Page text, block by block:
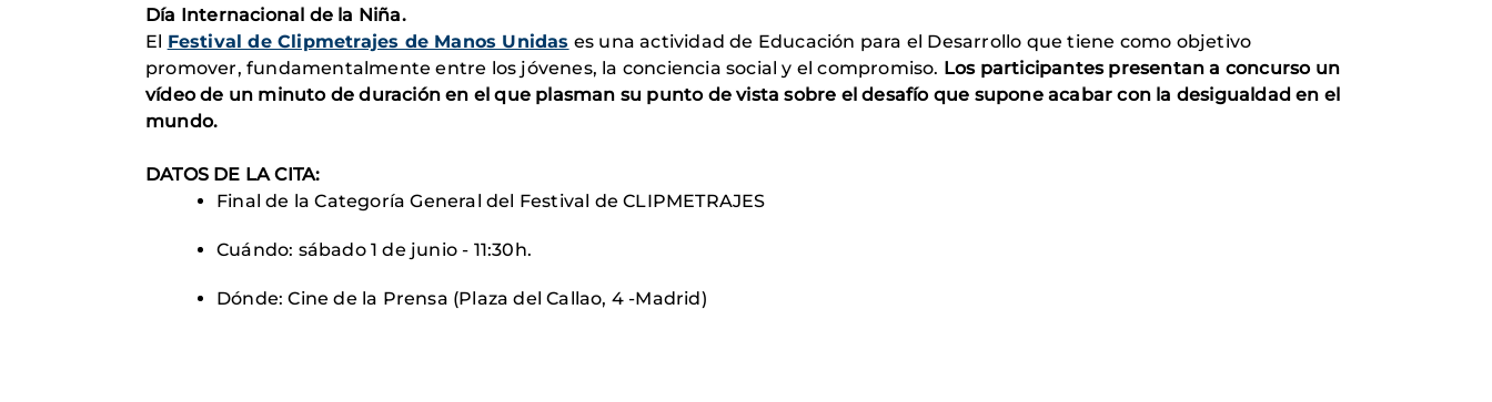
Día Internacional de la Niña.
El Festival de Clipmetrajes de Manos Unidas es una actividad de Educación para el Desarrollo que tiene como objetivo
promover, fundamentalmente entre los jóvenes, la conciencia social y el compromiso. Los participantes presentan a concurso un
vídeo de un minuto de duración en el que plasman su punto de vista sobre el desafío que supone acabar con la desigualdad en el
mundo.
DATOS DE LA CITA:
Final de la Categoría General del Festival de CLIPMETRAJES
Cuándo: sábado 1 de junio - 11:30h.
Dónde: Cine de la Prensa (Plaza del Callao, 4 -Madrid)